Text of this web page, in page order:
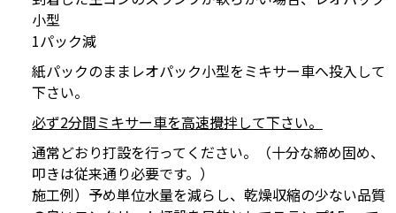
小型
1パック減
紙パックのままレオパック小型をミキサー車へ投入して
下さい。
必ず2分間ミキサー車を高速攪拌して下さい。
通常どおり打設を行ってください。（十分な締め固め、
叩きは従来通り必要です。）
施工例）予め単位水量を減らし、乾燥収縮の少ない品質